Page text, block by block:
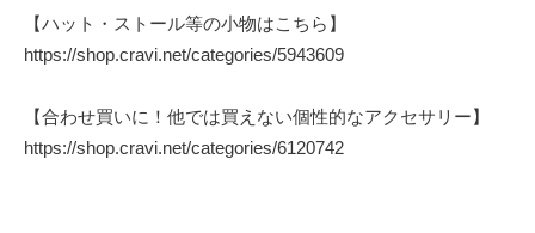
【ハット・ストール等の小物はこちら】
https://shop.cravi.net/categories/5943609
【合わせ買いに！他では買えない個性的なアクセサリー】
https://shop.cravi.net/categories/6120742